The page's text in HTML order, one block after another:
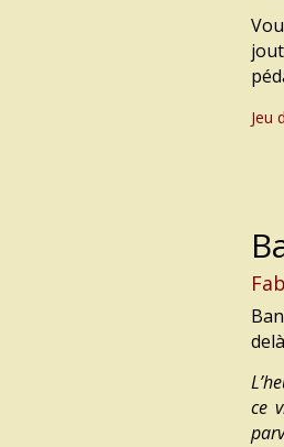
Jeu
ce